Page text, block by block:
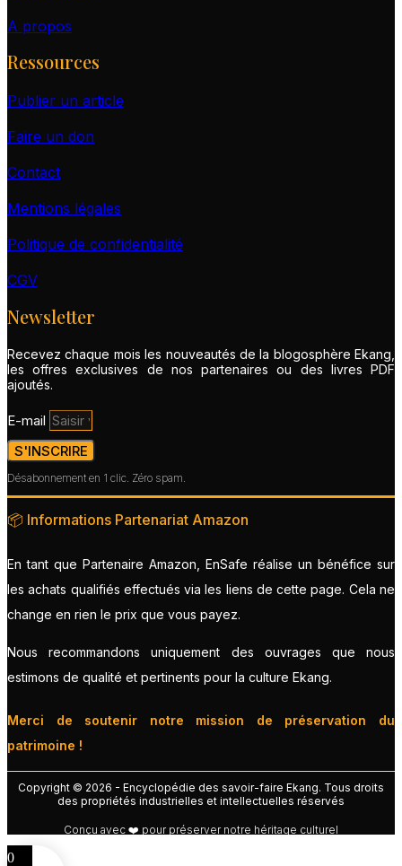
A propos
Ressources
Publier un article
Faire un don
Contact
Mentions légales
Politique de confidentialité
CGV
Newsletter
Recevez chaque mois les nouveautés de la blogosphère Ekang,
les offres exclusives de nos partenaires ou des livres PDF
ajoutés.
E-mail
S'INSCRIRE
Désabonnement en 1 clic. Zéro spam.
📦 Informations Partenariat Amazon
En tant que Partenaire Amazon, EnSafe réalise un bénéfice sur
les achats qualifiés effectués via les liens de cette page. Cela ne
change en rien le prix que vous payez.
Nous recommandons uniquement des ouvrages que nous
estimons de qualité et pertinents pour la culture Ekang.
Merci de soutenir notre mission de préservation du
patrimoine !
Copyright © 2026 - Encyclopédie des savoir-faire Ekang. Tous droits
des propriétés industrielles et intellectuelles réservés
Conçu avec ❤️ pour préserver notre héritage culturel
0